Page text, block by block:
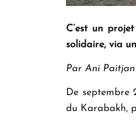
C’est un
solidaire, via
Par Ani Paitjan
De septembre
du Karabakh,